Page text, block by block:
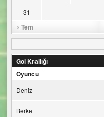
« Tem
31
Gol Krallığı
Oyuncu
Deniz
Berke